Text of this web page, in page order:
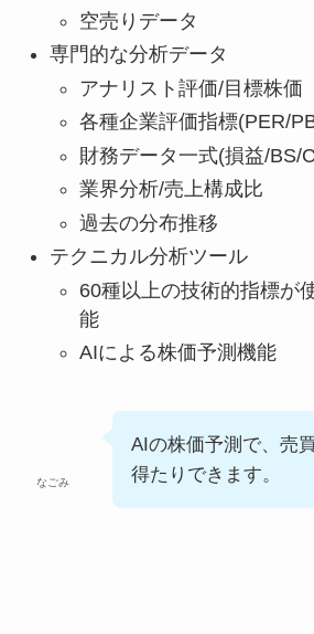
空売りデータ
専門的な分析データ
アナリスト評価/目標株価
各種企業評価指標(PER/
財務データ一式(損益/BS/
業界分析/売上構成比
過去の分布推移
テクニカル分析ツール
60種以上の技術的指標が
能
AIによる株価予測機能
なごみ
AIの株価予測で、売
得たりできます。